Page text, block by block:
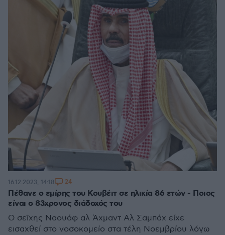
Πέθανε ο εμίρης του Κουβέιτ σε ηλικία 86 ετών - Ποιος
είναι ο 83χρονος διάδοχός του
Ο σεΐχης Ναουάφ αλ Άχμαντ Αλ Σαμπάχ είχε
εισαχθεί στο νοσοκομείο στα τέλη Νοεμβρίου λόγω
16.12.2023, 14:18 24